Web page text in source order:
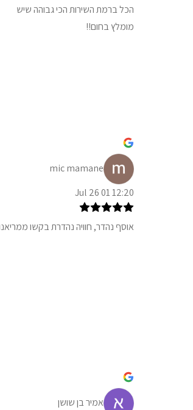
הכל ברמת השירות הכי גבוהה שיש
מומלץ בחום!!
mic mamane
12:20 01 Jul 26
אוסף נהדר, חוויה נהדרת בקשו
אמיר בן שושן